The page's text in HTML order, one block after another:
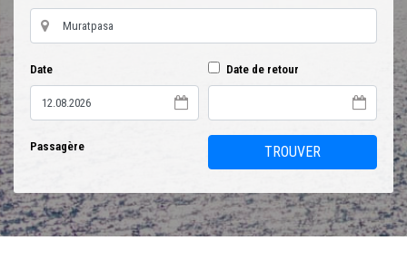
Date Date de retour
Passagère TROUVER